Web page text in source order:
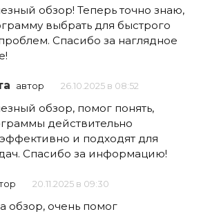
обзор! Теперь точно знаю,
выбрать для быстрого
Спасибо за наглядное
автор 26.10.2025 в 08:52
обзор, помог понять,
действительно
и подходят для
Спасибо за информацию!
20.11.2025 в 09:30
обзор, очень помог